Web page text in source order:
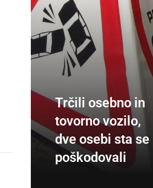
Trčili osebno in
tovorno vozilo,
dve osebi sta se
poškodovali